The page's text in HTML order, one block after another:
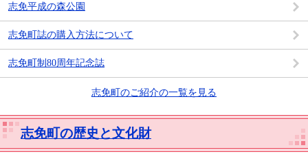
志免平成の森公園
志免町誌の購入方法について
志免町制80周年記念誌
志免町のご紹介の一覧を見る
志免町の歴史と文化財